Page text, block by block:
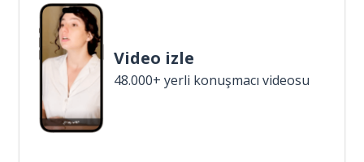
Video izle
48.000+ yerli konuşmacı videosu